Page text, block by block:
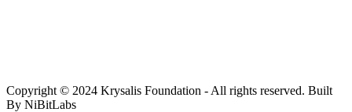
Copyright © 2024 Krysalis Foundation - All rights reserved. Built
By NiBitLabs